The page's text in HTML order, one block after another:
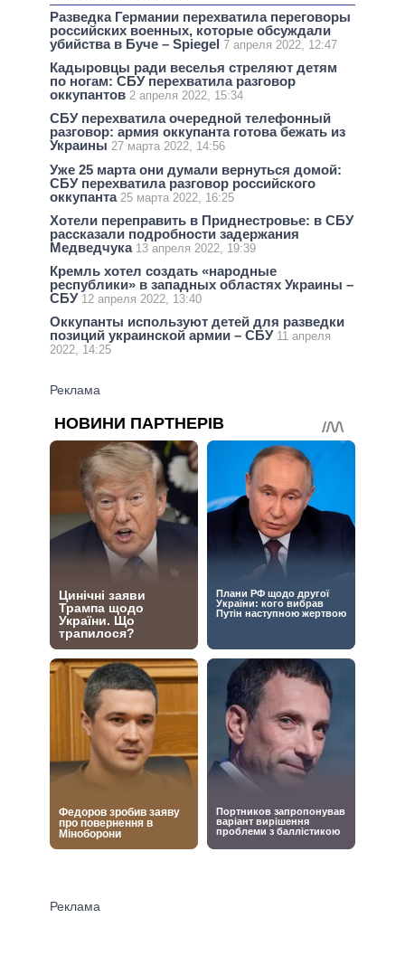
Разведка Германии перехватила переговоры
российских военных, которые обсуждали
убийства в Буче – Spiegel 7 апреля 2022, 12:47
Кадыровцы ради веселья стреляют детям
по ногам: СБУ перехватила разговор
оккупантов 2 апреля 2022, 15:34
СБУ перехватила очередной телефонный
разговор: армия оккупанта готова бежать из
Украины 27 марта 2022, 14:56
Уже 25 марта они думали вернуться домой:
СБУ перехватила разговор российского
оккупанта 25 марта 2022, 16:25
Хотели переправить в Приднестровье: в СБУ
рассказали подробности задержания
Медведчука 13 апреля 2022, 19:39
Кремль хотел создать «народные
республики» в западных областях Украины –
СБУ 12 апреля 2022, 13:40
Оккупанты используют детей для разведки
позиций украинской армии – СБУ 11 апреля
2022, 14:25